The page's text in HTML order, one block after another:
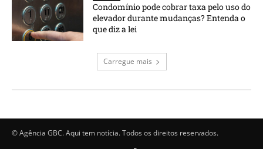
Condomínio pode cobrar taxa pelo uso do
elevador durante mudanças? Entenda o
que diz a lei
Carregue mais
© Agência GBC. Aqui tem notícia. Todos os direitos reservados.